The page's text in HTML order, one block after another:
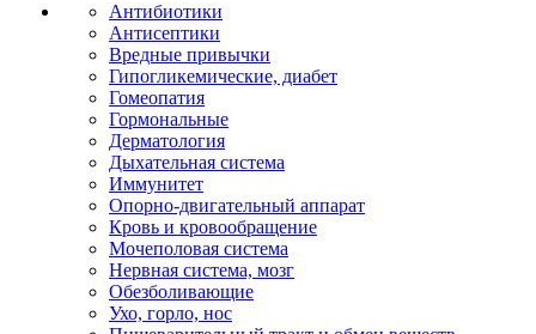
Антибиотики
Антисептики
Вредные привычки
Гипогликемические, диабет
Гомеопатия
Гормональные
Дерматология
Дыхательная система
Иммунитет
Опорно-двигательный аппарат
Кровь и кровообращение
Мочеполовая система
Нервная система, мозг
Обезболивающие
Ухо, горло, нос